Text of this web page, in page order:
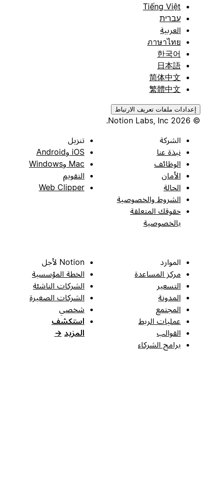
Tiếng Việt
עברית
العربية
ภาษาไทย
한국어
日本語
简体中文
繁體中文
إعدادات ملفات تعريف الارتباط
الشركة
نبذة عنا
الوظائف
الأمان
الحالة
الشروط والخصوصية
حقوقك المتعلقة
بالخصوصية
تنزيل
iOS وAndroid
Mac وWindows
التقويم
Web Clipper
الموارد
مركز المساعدة
التسعير
المدونة
المجتمع
عمليات الربط
القوالب
برامج الشركاء
Notion لأجل
الخطة المؤسسية
الشركات الناشئة
الشركات الصغيرة
شخصي
استكشف
المزيد →